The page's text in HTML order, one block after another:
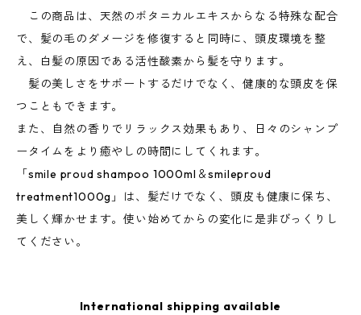
この商品は、天然のボタニカルエキスからなる特殊な配合
で、髪の毛のダメージを修復すると同時に、頭皮環境を整
え、白髪の原因である活性酸素から髪を守ります。
髪の美しさをサポートするだけでなく、健康的な頭皮を保
つこともできます。
また、自然の香りでリラックス効果もあり、日々のシャンプ
ータイムをより癒やしの時間にしてくれます。
「smile proud shampoo 1000ml＆smileproud
treatment1000g」は、髪だけでなく、頭皮も健康に保ち、
美しく輝かせます。使い始めてからの変化に是非びっくりし
てください。
International shipping available